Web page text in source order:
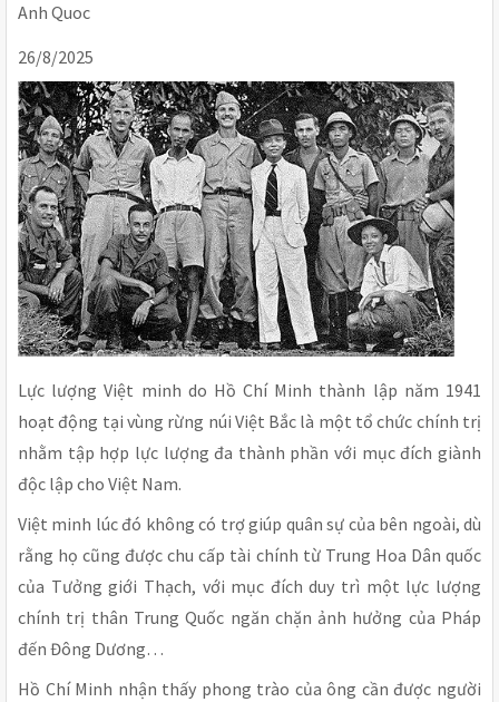
Anh Quoc
26/8/2025
Lực lượng Việt minh do Hồ Chí Minh thành lập năm 1941
hoạt động tại vùng rừng núi Việt Bắc là một tổ chức chính trị
nhằm tập hợp lực lượng đa thành phần với mục đích giành
độc lập cho Việt Nam.
Việt minh lúc đó không có trợ giúp quân sự của bên ngoài, dù
rằng họ cũng được chu cấp tài chính từ Trung Hoa Dân quốc
của Tưởng giới Thạch, với mục đích duy trì một lực lượng
chính trị thân Trung Quốc ngăn chặn ảnh hưởng của Pháp
đến Đông Dương…
Hồ Chí Minh nhận thấy phong trào của ông cần được người